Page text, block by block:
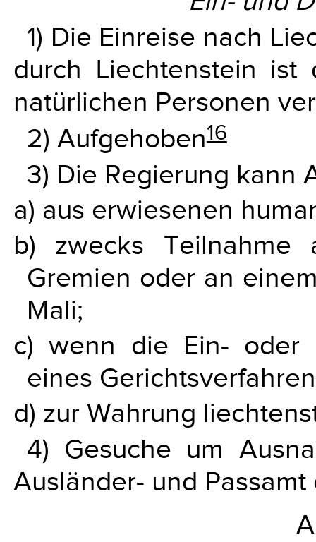
1) Die Einreise nach
durch Liechtenstein
natürlichen Personen
2) Aufgehoben16
3) Die Regierung kann
a) aus erwiesenen
b) zwecks Teilnahme
Gremien oder an
Mali;
c) wenn die Ein- oder
eines
d) zur Wahrung
4) Gesuche um
Ausländer- und